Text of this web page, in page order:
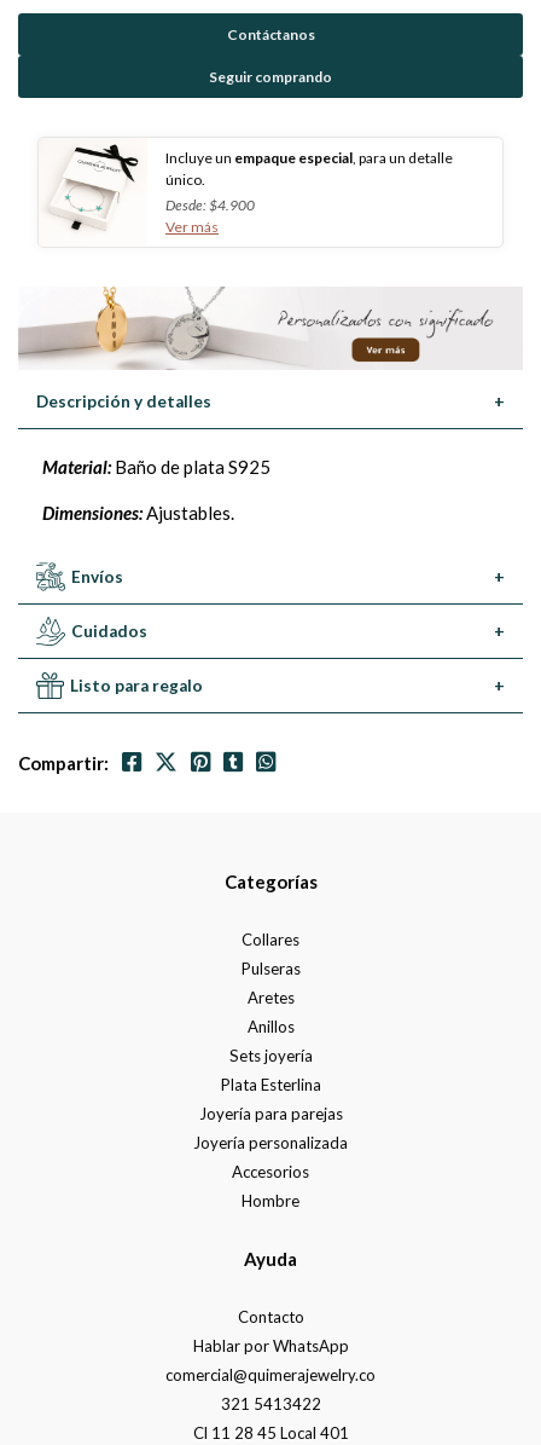
Contáctanos
Seguir comprando
Incluye un empaque especial , para un detalle
único.
Desde: $4.900
Ver más
Descripción y detalles +
Material:Baño de plata S925
Dimensiones:Ajustables.
Envíos +
Cuidados +
Listo para regalo +
Compartir:
Categorías
Collares
Pulseras
Aretes
Anillos
Sets joyería
Plata Esterlina
Joyería para parejas
Joyería personalizada
Accesorios
Hombre
Ayuda
Contacto
Hablar por WhatsApp
comercial@quimerajewelry.co
321 5413422
Cl 11 28 45 Local 401